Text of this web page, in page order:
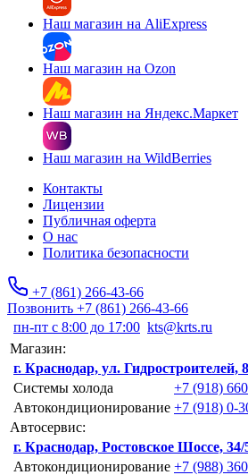
Наш магазин на AliExpress
Наш магазин на Ozon
Наш магазин на Яндекс.Маркет
Наш магазин на WildBerries
Контакты
Лицензии
Публичная оферта
О нас
Политика безопасности
+7 (861) 266-43-66
Позвонить +7 (861) 266-43-66
пн-пт с 8:00 до 17:00 kts@krts.ru
Магазин:
г. Краснодар, ул. Гидростроителей, 8
Системы холода
+7 (918)
Автокондиционирование +7 (918) 0-
Автосервис:
г. Краснодар, Ростовское Шоссе, 34/
Автокондиционирование +7 (988)